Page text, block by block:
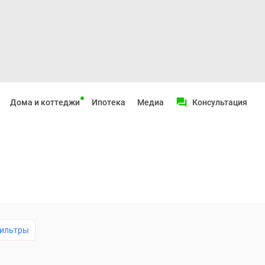
Дома и коттеджи Ипотека Медиа Консультация